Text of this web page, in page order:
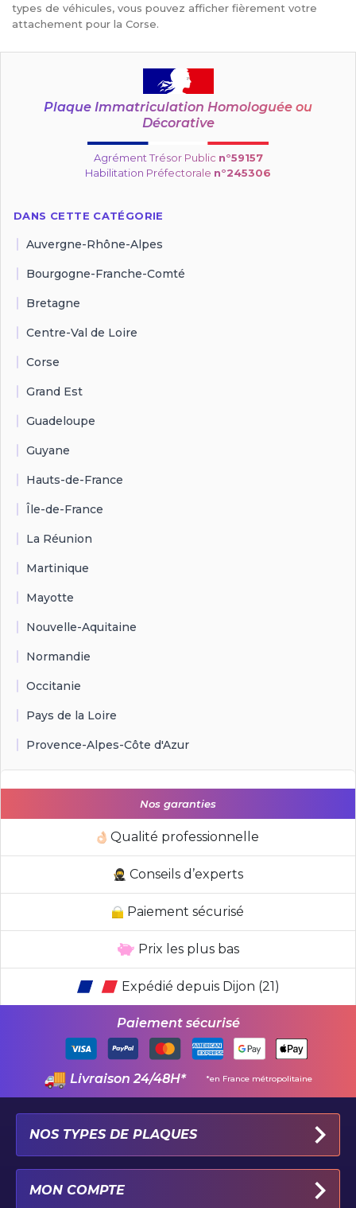
types de véhicules, vous pouvez afficher fièrement votre
attachement pour la Corse.
Plaque Immatriculation Homologuée ou
Décorative
Agrément Trésor Public n°59157
Habilitation Préfectorale n°245306
DANS CETTE CATÉGORIE
Auvergne-Rhône-Alpes
Bourgogne-Franche-Comté
Bretagne
Centre-Val de Loire
Corse
Grand Est
Guadeloupe
Guyane
Hauts-de-France
Île-de-France
La Réunion
Martinique
Mayotte
Nouvelle-Aquitaine
Normandie
Occitanie
Pays de la Loire
Provence-Alpes-Côte d'Azur
Nos garanties
Qualité professionnelle
Conseils d’experts
Paiement sécurisé
Prix les plus bas
Expédié depuis Dijon (21)
Paiement sécurisé
Livraison 24/48H* *en France métropolitaine
NOS TYPES DE PLAQUES
MON COMPTE